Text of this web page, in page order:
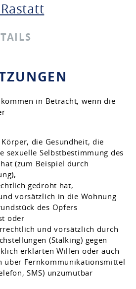
in Betracht, wenn die
die Gesundheit, die
sexuelle Selbstbestimmung des
(zum Beispiel durch
,
gedroht hat,
vorsätzlich in die Wohnung
des Opfers
oder
und vorsätzlich durch
(Stalking) gegen
erklärten Willen oder auch
über Fernkommunikationsmittel
SMS) unzumutbar